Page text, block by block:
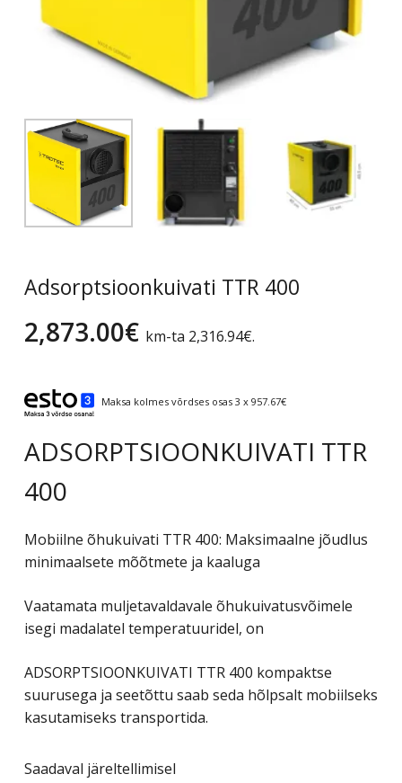
Adsorptsioonkuivati ​​TTR 400
2,873.00€ km-ta 2,316.94€.
Maksa kolmes võrdses osas 3 x 957.67€
ADSORPTSIOONKUIVATI ​​TTR
400
Mobiilne õhukuivati ​​TTR 400: Maksimaalne jõudlus
minimaalsete mõõtmete ja kaaluga
Vaatamata muljetavaldavale õhukuivatusvõimele
isegi madalatel temperatuuridel, on
ADSORPTSIOONKUIVATI ​​TTR 400 kompaktse
suurusega ja seetõttu saab seda hõlpsalt mobiilseks
kasutamiseks transportida.
Saadaval järeltellimisel